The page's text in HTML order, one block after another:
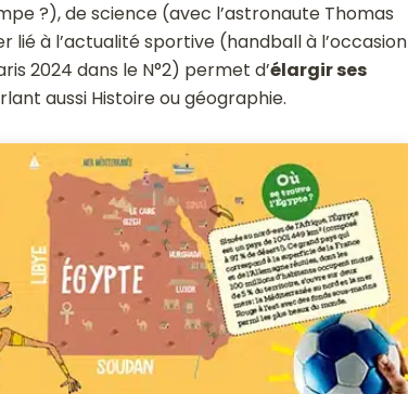
?), de science (avec l’astronaute Thomas
lié à l’actualité sportive (handball à l’occasion
2024 dans le N°2) permet d’élargir ses
aussi Histoire ou géographie.